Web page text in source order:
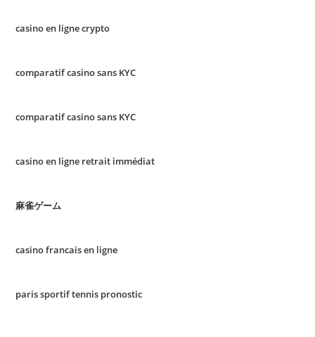
casino en ligne crypto
comparatif casino sans KYC
comparatif casino sans KYC
casino en ligne retrait immédiat
麻雀ゲーム
casino francais en ligne
paris sportif tennis pronostic